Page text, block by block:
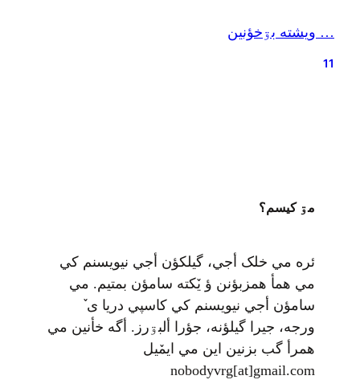
اتاق را پر کرده بود. سمت راستم هم کتاب‌های
فارسی بود. میان انگلیسی‌ها واژه «امپریالیسم»
… ويشته بۊخؤنين
11
مۊ کيسم؟
ئره مي خلک أجي، گيلکؤن أجي نيويسنم کي
مي همأ همزبؤنن ؤ يٚکته سامؤن بمتيم. مي
سامؤن أجي نيويسنم کي کاسپي دريا ی ٚ
ورجه، جيرا گيلؤنه، جؤرا ألبۊرز. أگه خأنين مي
همرأ گب بزنين اين مي ايمٚیل‌ ‌
nobodyvrg[at]gmail.com